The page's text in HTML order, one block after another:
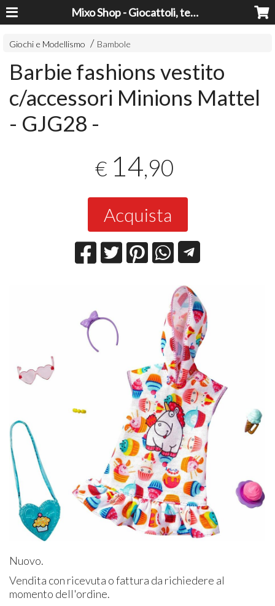
Mixo Shop - Giocattoli, tecnologia, casa e giardino a prezzi super!
Giochi e Modellismo Bambole
Barbie fashions vestito
c/accessori Minions Mattel
- GJG28 -
€ 14,90
Acquista
Nuovo.
Vendita con ricevuta o fattura da richiedere al
momento dell'ordine.